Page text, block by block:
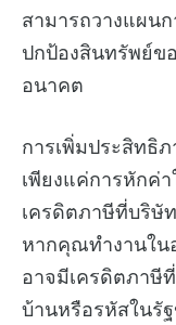
สามารถวางแผน
ปกป้องสินทรัพย์
อนาคต
การเพิ่มประสิทธิ
เพียงแค่การหักค่
เครดิตภาษีที่บริษั
หากคุณทำงานใน
อาจมีเครดิตภาษี
บ้านหรือรหัสในรั